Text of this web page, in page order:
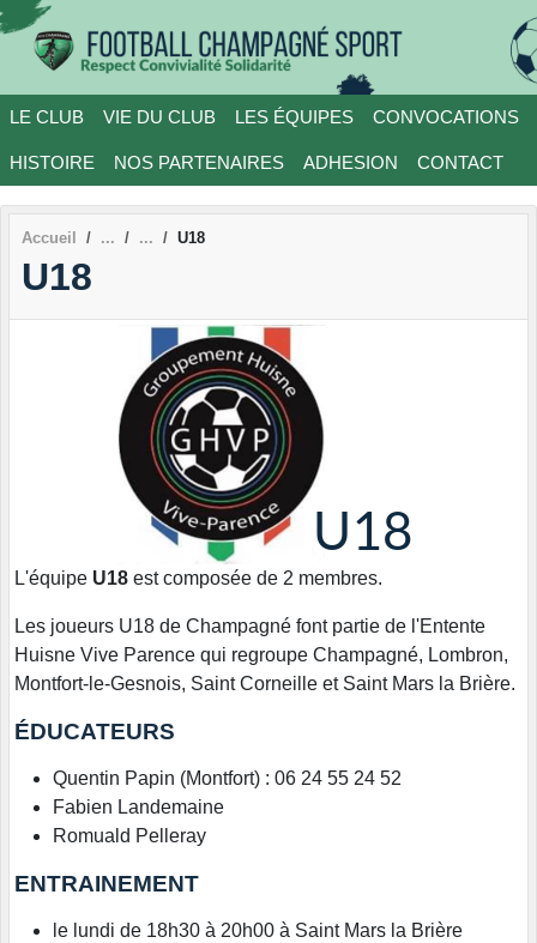
LE CLUB VIE DU CLUB LES ÉQUIPES CONVOCATIONS
HISTOIRE NOS PARTENAIRES ADHESION CONTACT
Accueil U18
U18
L'équipe U18 est composée de 2 membres.
Les joueurs U18 de Champagné font partie de l'Entente
Huisne Vive Parence qui regroupe Champagné, Lombron,
Montfort-le-Gesnois, Saint Corneille et Saint Mars la Brière.
ÉDUCATEURS
Quentin Papin (Montfort) : 06 24 55 24 52
Fabien Landemaine
Romuald Pelleray
ENTRAINEMENT
le lundi de 18h30 à 20h00 à Saint Mars la Brière
Panneau de gestion des cookies